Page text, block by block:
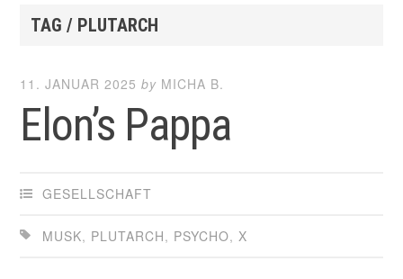
TAG / PLUTARCH
11. JANUAR 2025 by MICHA B.
Elon’s Pappa
GESELLSCHAFT
MUSK, PLUTARCH, PSYCHO,X